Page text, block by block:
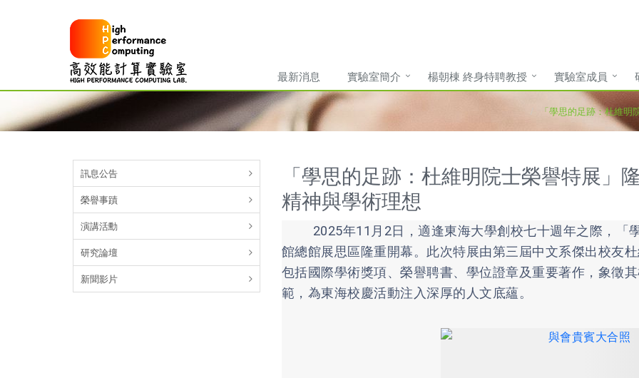
最新消息 實驗室簡介 楊朝棟 終身特聘教授 實驗室成員
「學思的足跡：杜維
訊息公告
榮譽事蹟
演講活勳
研究論壇
新聞影片
「學思的足跡：杜維明院士榮譽特展
精神與學術理想
2025年11月2日，適逢東海大學創校七十週年之際，「
館總館展思區隆重開幕。此次特展由第三屆中文系傑出校友
包括國際學術獎項、榮譽聘書、學位證章及重要著作，象徵
範，為東海校慶活動注入深厚的人文底蘊。